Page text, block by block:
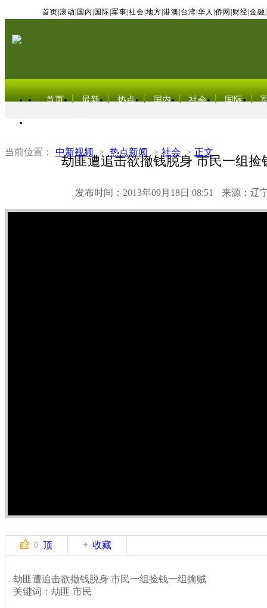
首页 滚动 国内 国际 军事 社会 地方 港澳 台湾 华人 侨网 财经 金融
首页 最新 热点 国内 社会 国际
当前位置： 中新视频 > 热点新闻 > 社会 > 正文
劫匪遭追击欲撤钱脱身 市民一组捡
发布时间：2013年09月18日 08:51 来源：辽
0 顶 收藏
劫匪遭追击欲撤钱脱身 市民一组捡钱一组擒贼
关键词：劫匪 市民